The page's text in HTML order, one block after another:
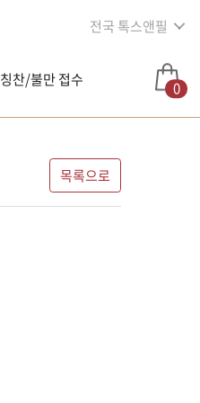
전국 톡스앤필
칭찬/불만 접수 0
목록으로